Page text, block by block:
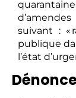
suivant : «
publique
l’état